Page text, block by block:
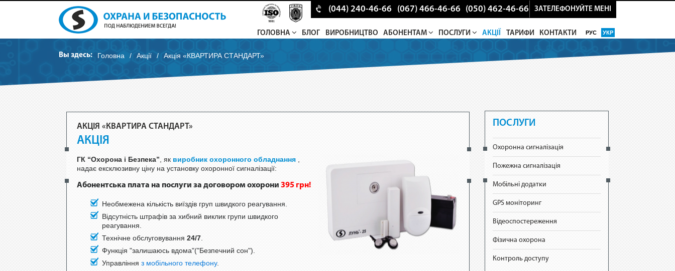
(044) 240-46-66 (067) 466-46-66 (050) 462-46-66 ЗАТЕЛЕФОНУЙТЕ МЕНІ
ГОЛОВНА БЛОГ ВИРОБНИЦТВО АБОНЕНТАМ ПОСЛУГИ АКЦІЇ ТАРИФИ КОНТАКТИ РУС УКР
Вы здесь: Головна / Акції / Акція «КВАРТИРА СТАНДАРТ»
АКЦІЯ «КВАРТИРА СТАНДАРТ»
АКЦІЯ
ГК “Охорона і Безпека” , як виробник охоронного обладнання
надає ексклюзивну ціну на установку охоронної сигналізації:
Абонентська плата на послуги за договором охорони 395 грн!
Необмежена кількість виїздів груп швидкого реагування.
Відсутність штрафів за хибний виклик групи швидкого
реагування.
Технічне обслуговування 24/7
Функція "залишаюсь вдома"("Безпечний сон").
Управління з мобільного телефону.
ПОСЛУГИ
Охоронна сигналізація
Пожежна сигналізація
Мобільні додатки
GPS моніторинг
Відеоспостереження
Фізична охорона
Контроль доступу